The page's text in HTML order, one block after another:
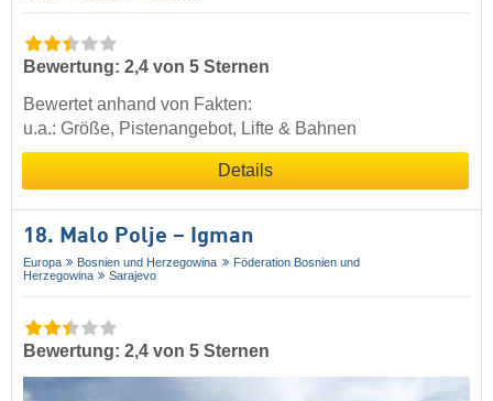
Bewertung: 2,4 von 5 Sternen
Bewertet anhand von Fakten:
u.a.: Größe, Pistenangebot, Lifte & Bahnen
Details
18. Malo Polje – Igman
Europa Bosnien und Herzegowina
Föderation Bosnien und
Herzegowina
Sarajevo
Bewertung: 2,4 von 5 Sternen